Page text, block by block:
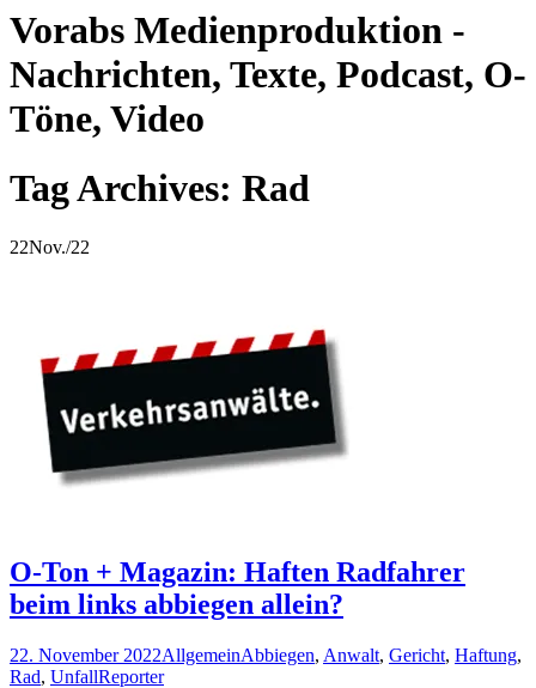
Vorabs Medienproduktion -
Nachrichten, Texte, Podcast, O-
Töne, Video
Tag Archives: Rad
22Nov./22
O-Ton + Magazin: Haften Radfahrer
beim links abbiegen allein?
22. November 2022AllgemeinAbbiegen, Anwalt, Gericht, Haftung,
Rad, UnfallReporter